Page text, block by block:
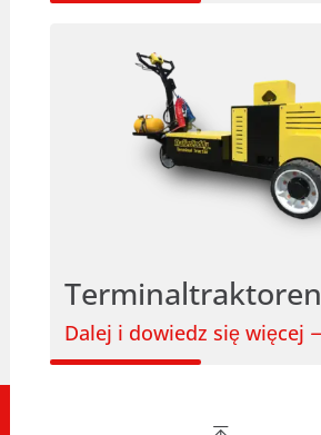
Terminaltraktoren
Dalej i dowiedz się więcej